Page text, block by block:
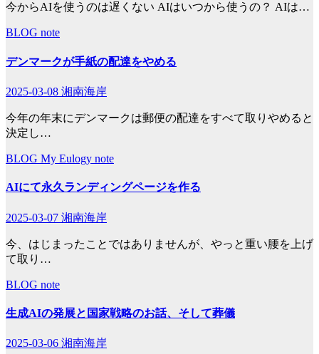
今からAIを使うのは遅くない AIはいつから使うの？ AIは…
BLOG note
デンマークが手紙の配達をやめる
2025-03-08 湘南海岸
今年の年末にデンマークは郵便の配達をすべて取りやめると
決定し…
BLOG My Eulogy note
AIにて永久ランディングページを作る
2025-03-07 湘南海岸
今、はじまったことではありませんが、やっと重い腰を上げ
て取り…
BLOG note
生成AIの発展と国家戦略のお話、そして葬儀
2025-03-06 湘南海岸